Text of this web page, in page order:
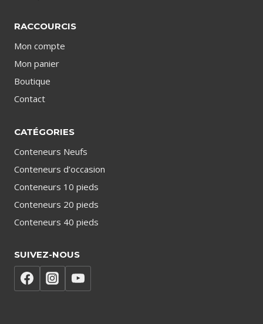
RACCOURCIS
Mon compte
Mon panier
Boutique
Contact
CATÉGORIES
Conteneurs Neufs
Conteneurs d’occasion
Conteneurs 10 pieds
Conteneurs 20 pieds
Conteneurs 40 pieds
SUIVEZ-NOUS